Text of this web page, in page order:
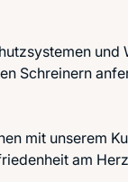
Schreinern
mit unserem
am